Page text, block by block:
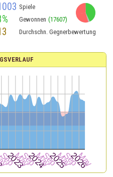
Spiele
Gewonnen (17607)
Durchschn. Gegnerbewertung